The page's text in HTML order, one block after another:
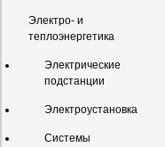
Электро- и
теплоэнергетика
Электрические
подстанции
Электроустановка
Системы